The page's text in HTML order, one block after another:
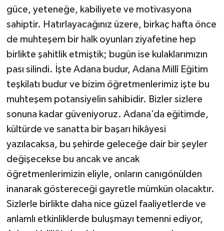
güce, yeteneğe, kabiliyete ve motivasyona
sahiptir. Hatırlayacağınız üzere, birkaç hafta önce
de muhteşem bir halk oyunları ziyafetine hep
birlikte şahitlik etmiştik; bugün ise kulaklarımızın
pası silindi. İşte Adana budur, Adana Millî Eğitim
teşkilatı budur ve bizim öğretmenlerimiz işte bu
muhteşem potansiyelin sahibidir. Bizler sizlere
sonuna kadar güveniyoruz. Adana’da eğitimde,
kültürde ve sanatta bir başarı hikâyesi
yazılacaksa, bu şehirde geleceğe dair bir şeyler
değişecekse bu ancak ve ancak
öğretmenlerimizin eliyle, onların canıgönülden
inanarak göstereceği gayretle mümkün olacaktır.
Sizlerle birlikte daha nice güzel faaliyetlerde ve
anlamlı etkinliklerde buluşmayı temenni ediyor,